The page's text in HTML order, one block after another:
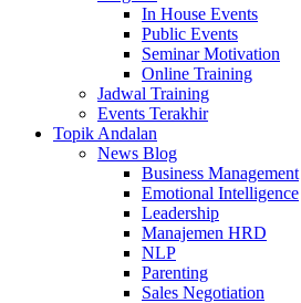
In House Events
Public Events
Seminar Motivation
Online Training
Jadwal Training
Events Terakhir
Topik Andalan
News Blog
Business Management
Emotional Intelligence
Leadership
Manajemen HRD
NLP
Parenting
Sales Negotiation